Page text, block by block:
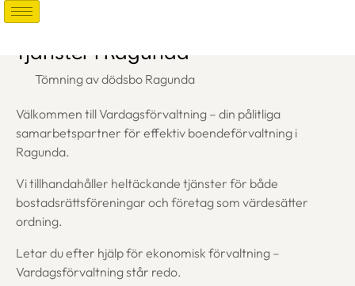
Tjänster i Ragunda
Tömning av dödsbo Ragunda
Välkommen till Vardagsförvaltning – din pålitliga
samarbetspartner för effektiv boendeförvaltning i
Ragunda.
Vi tillhandahåller heltäckande tjänster för både
bostadsrättsföreningar och företag som värdesätter
ordning.
Letar du efter hjälp för ekonomisk förvaltning –
Vardagsförvaltning står redo.